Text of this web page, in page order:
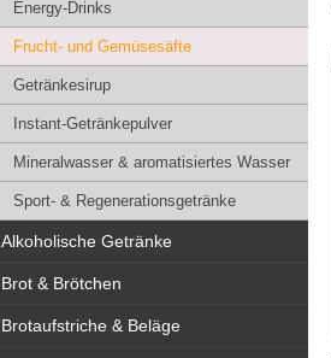
Energy-Drinks
Frucht- und Gemüsesäfte
Getränkesirup
Instant-Getränkepulver
Mineralwasser & aromatisiertes Wasser
Sport- & Regenerationsgetränke
Alkoholische Getränke
Brot & Brötchen
Brotaufstriche & Beläge